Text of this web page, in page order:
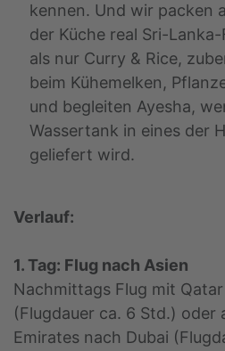
kennen. Und wir packen
der Küche real Sri-
als nur Curry & Rice,
beim Kühemelken,
und begleiten Ayesha,
Wassertank in eines der
geliefert wird.
Verlauf:
1. Tag: Flug nach Asien
Nachmittags Flug mit
(Flugdauer ca. 6 Std.) oder
Emirates nach Dubai